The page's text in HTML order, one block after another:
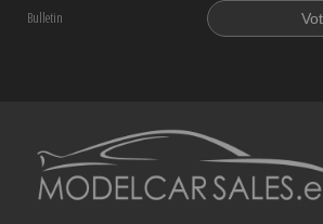
Bulletin